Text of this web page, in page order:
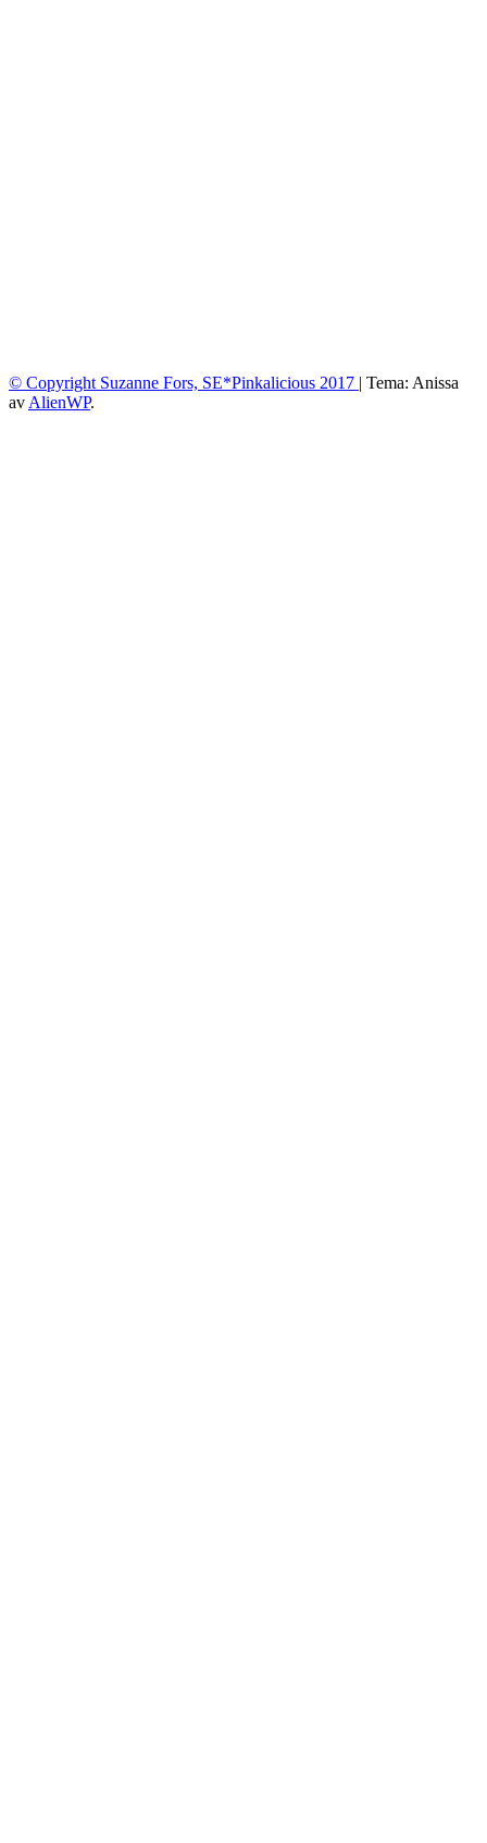
© Copyright Suzanne Fors, SE*Pinkalicious 2017 | Tema: Anissa
av AlienWP.